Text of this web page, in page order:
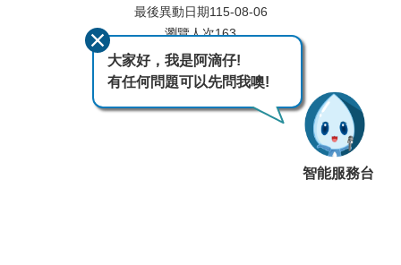
最後異動日期115-08-06
瀏覽人次163
大家好，我是阿滴仔!
有任何問題可以先問我噢!
智能服務台